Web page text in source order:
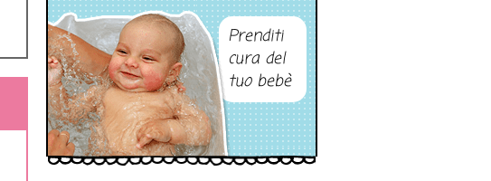
Prenditi
cura del
tuo bebè